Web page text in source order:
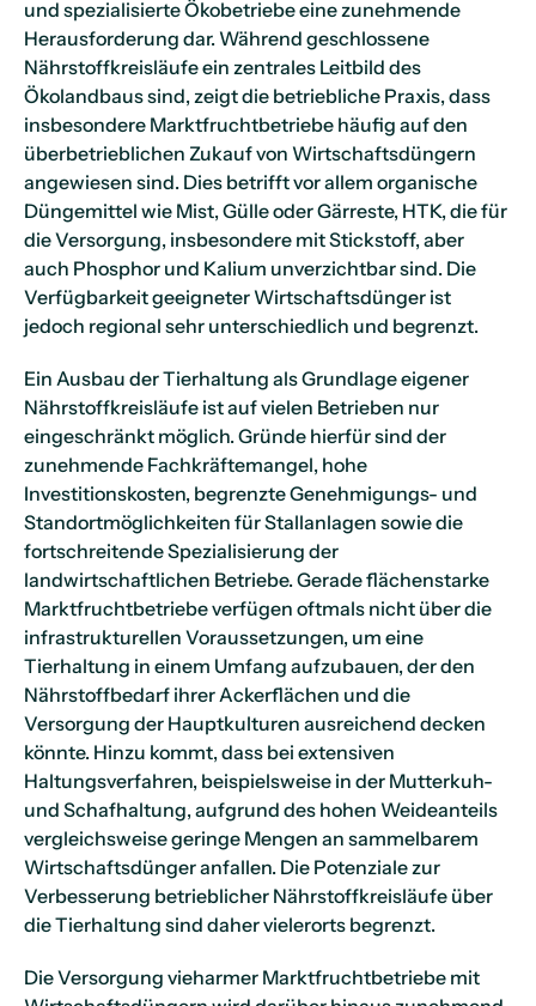
und spezialisierte Ökobetriebe eine zunehmende
Herausforderung dar. Während geschlossene
Nährstoffkreisläufe ein zentrales Leitbild des
Ökolandbaus sind, zeigt die betriebliche Praxis, dass
insbesondere Marktfruchtbetriebe häufig auf den
überbetrieblichen Zukauf von Wirtschaftsdüngern
angewiesen sind. Dies betrifft vor allem organische
Düngemittel wie Mist, Gülle oder Gärreste, HTK, die für
die Versorgung, insbesondere mit Stickstoff, aber
auch Phosphor und Kalium unverzichtbar sind. Die
Verfügbarkeit geeigneter Wirtschaftsdünger ist
jedoch regional sehr unterschiedlich und begrenzt.
Ein Ausbau der Tierhaltung als Grundlage eigener
Nährstoffkreisläufe ist auf vielen Betrieben nur
eingeschränkt möglich. Gründe hierfür sind der
zunehmende Fachkräftemangel, hohe
Investitionskosten, begrenzte Genehmigungs- und
Standortmöglichkeiten für Stallanlagen sowie die
fortschreitende Spezialisierung der
landwirtschaftlichen Betriebe. Gerade flächenstarke
Marktfruchtbetriebe verfügen oftmals nicht über die
infrastrukturellen Voraussetzungen, um eine
Tierhaltung in einem Umfang aufzubauen, der den
Nährstoffbedarf ihrer Ackerflächen und die
Versorgung der Hauptkulturen ausreichend decken
könnte. Hinzu kommt, dass bei extensiven
Haltungsverfahren, beispielsweise in der Mutterkuh-
und Schafhaltung, aufgrund des hohen Weideanteils
vergleichsweise geringe Mengen an sammelbarem
Wirtschaftsdünger anfallen. Die Potenziale zur
Verbesserung betrieblicher Nährstoffkreisläufe über
die Tierhaltung sind daher vielerorts begrenzt.
Die Versorgung vieharmer Marktfruchtbetriebe mit